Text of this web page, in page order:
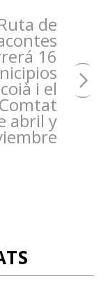
de
16
i el
Comtat
abril y